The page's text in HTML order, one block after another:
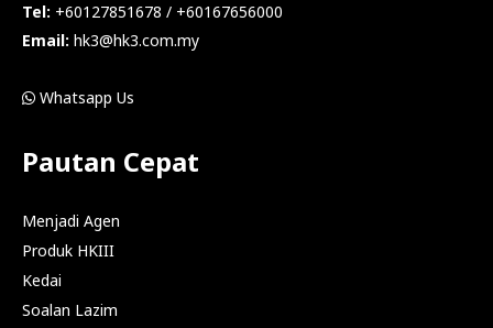
Tel: +60127851678 / +60167656000
Email: hk3@hk3.com.my
Whatsapp Us
Pautan Cepat
Menjadi Agen
Produk HKIII
Kedai
Soalan Lazim